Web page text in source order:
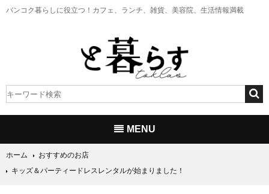
バンコク暮らしに役立つ！ カフェ、ランチ、雑貨、美容院、生活情報満載
MENU
ホーム
おすすめのお店
キッズ＆パーティードレスレンタルが始まりました！